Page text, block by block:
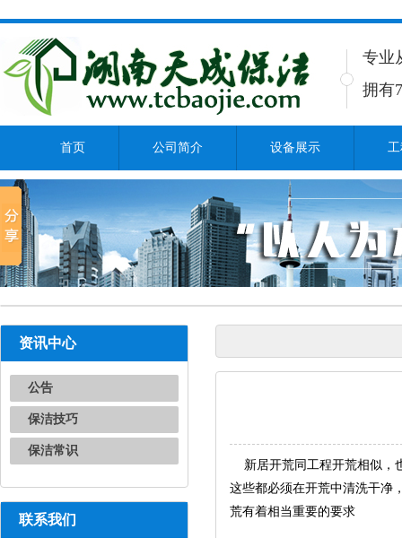
专业
拥有
首页 公司简介 设备展示
资讯中心
公告
保洁技巧
保洁常识
联系我们
新居开荒同工程开荒相似，
这些都必须在开荒中清洗干净
荒有着相当重要的要求